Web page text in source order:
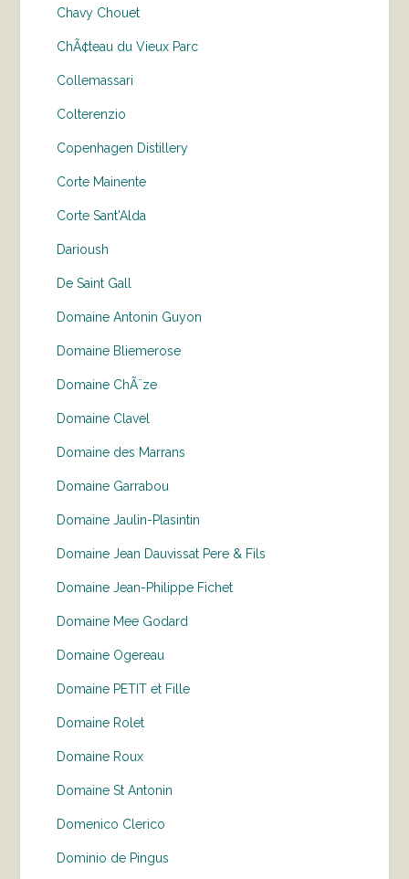
Chavy Chouet
ChÃ¢teau du Vieux Parc
Collemassari
Colterenzio
Copenhagen Distillery
Corte Mainente
Corte Sant'Alda
Darioush
De Saint Gall
Domaine Antonin Guyon
Domaine Bliemerose
Domaine ChÃ¨ze
Domaine Clavel
Domaine des Marrans
Domaine Garrabou
Domaine Jaulin-Plasintin
Domaine Jean Dauvissat Pere & Fils
Domaine Jean-Philippe Fichet
Domaine Mee Godard
Domaine Ogereau
Domaine PETIT et Fille
Domaine Rolet
Domaine Roux
Domaine St Antonin
Domenico Clerico
Dominio de Pingus